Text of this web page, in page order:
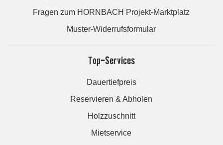
Fragen zum HORNBACH Projekt-Marktplatz
Muster-Widerrufsformular
Top-Services
Dauertiefpreis
Reservieren & Abholen
Holzzuschnitt
Mietservice